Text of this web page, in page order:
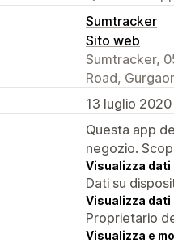
Sumtracker
Sito web
Sumtracker,
Road,
13 luglio 2020
Questa app
negozio.
Visualizza dati
Dati su
Visualizza
Proprietario
Visualizza e